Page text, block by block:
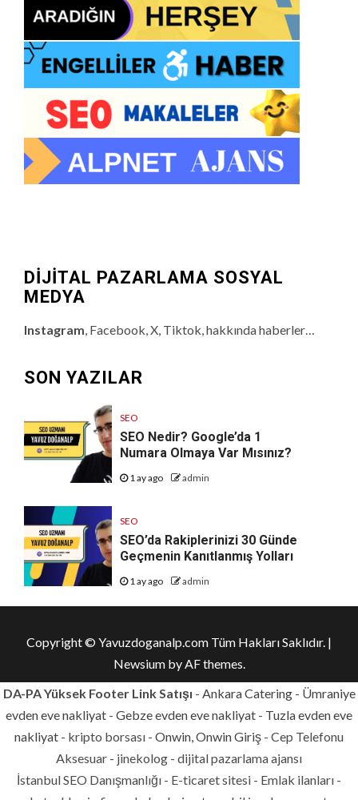
DİJİTAL PAZARLAMA SOSYAL
MEDYA
Instagram , Facebook, X, Tiktok, hakkında haberler…
SON YAZILAR
SEO
SEO Nedir? Google’da 1
Numara Olmaya Var Mısınız?
1 ay ago admin
SEO
SEO’da Rakiplerinizi 30 Günde
Geçmenin Kanıtlanmış Yolları
1 ay ago admin
Copyright © Yavuzdoganalp.com Tüm Hakları Saklıdır. |
Newsiumby AF themes.
DA-PA Yüksek Footer Link Satışı - Ankara Catering- Ümraniye
evden eve nakliyat - Gebze evden eve nakliyat - Tuzla evden eve
nakliyat - kripto borsası - Onwin, Onwin Giriş - Cep Telefonu
Aksesuar - jinekolog - dijital pazarlama ajansı
İstanbul SEO Danışmanlığı - E-ticaret sitesi - Emlak ilanları -